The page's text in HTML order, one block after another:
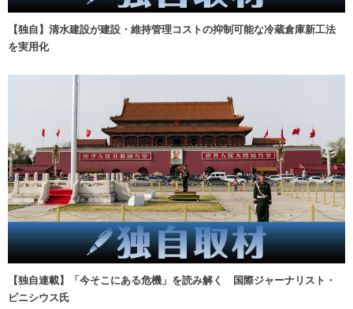
【独自】清水建設が建設・維持管理コストの抑制可能な冷蔵倉庫新工法
を実用化
【独自連載】「今そこにある危機」を読み解く 国際ジャーナリスト・
ビニシウス氏